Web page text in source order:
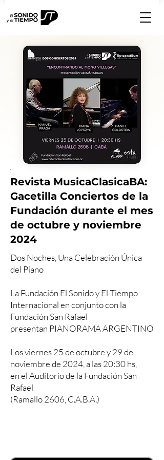
Revista MusicaClasicaBA:
Gacetilla Conciertos de la
Fundación durante el mes
de octubre y noviembre
2024
Dos Noches, Una Celebración Única
del Piano
La Fundación El Sonido y El Tiempo
Internacional en conjunto con la
Fundación San Rafael
presentan PIANORAMA ARGENTINO
Los viernes 25 de octubre y 29 de
noviembre de 2024, a las 20:30 hs,
en el Auditorio de la Fundación San
Rafael
(Ramallo 2606, C.A.B.A.)